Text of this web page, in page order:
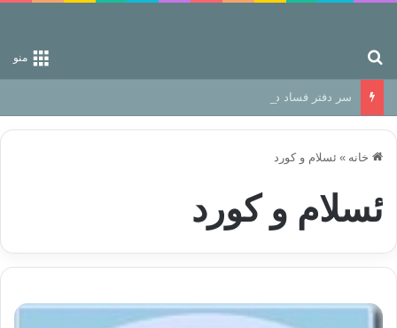
منو
سر دفتر فساد در زمین‌، دوری وکناره‌گیری از راه خداست‌!
خانه » ئسلام و کورد
ئسلام و کورد